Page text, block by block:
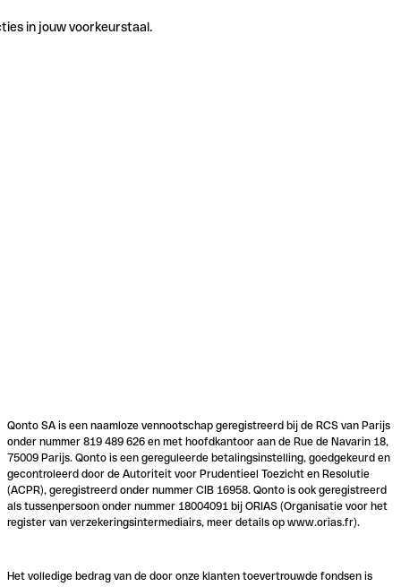
in jouw voorkeurstaal.
Qonto SA is een naamloze vennootschap geregistreerd bij de RCS van Parijs
onder nummer 819 489 626 en met hoofdkantoor aan de Rue de Navarin 18,
75009 Parijs. Qonto is een gereguleerde betalingsinstelling, goedgekeurd en
gecontroleerd door de Autoriteit voor Prudentieel Toezicht en Resolutie
(ACPR), geregistreerd onder nummer CIB 16958. Qonto is ook geregistreerd
als tussenpersoon onder nummer 18004091 bij ORIAS (Organisatie voor het
register van verzekeringsintermediairs, meer details op www.orias.fr).
Het volledige bedrag van de door onze klanten toevertrouwde fondsen is